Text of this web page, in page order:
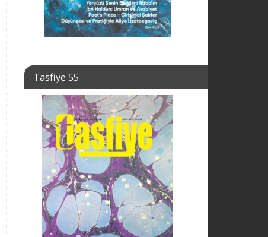
Tasfiye 55